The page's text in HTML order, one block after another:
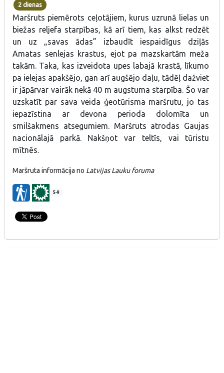
2 dienas
Maršruts piemērots ceļotājiem, kurus uzrunā lielas un
biežas reljefa starpības, kā arī tiem, kas alkst redzēt
un uz „savas ādas” izbaudīt iespaidīgus dziļās
Amatas senlejas krastus, ejot pa mazskartām meža
takām. Taka, kas izveidota upes labajā krastā, līkumo
pa ielejas apakšējo, gan arī augšējo daļu, tādēļ dažviet
ir jāpārvar vairāk nekā 40 m augstuma starpība. Šo var
uzskatīt par sava veida ģeotūrisma maršrutu, jo tas
iepazīstina ar devona perioda dolomīta un
smilšakmens atsegumiem. Maršruts atrodas Gaujas
nacionālajā parkā. Nakšņot var teltīs, vai tūristu
mītnēs.
Maršruta informācija no Latvijas Lauku foruma​​
5-9